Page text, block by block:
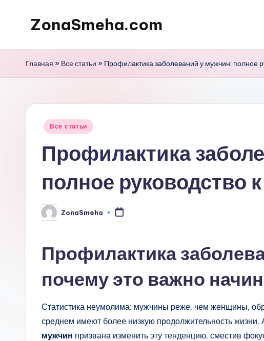
ПерейтиZonaSmeha.com
Главная » Все статьи » Профилактика заболеваний у мужчин: полное
Опубликовано
Все статьи
Профилактика
полное руководство
Запись
от
ZonaSmeha
Профилактика
почему это важно
Статистика неумолима: мужчины реже, чем женщины,
среднем имеют более низкую продолжительность жизни.
мужчин призвана изменить эту тенденцию, сместив